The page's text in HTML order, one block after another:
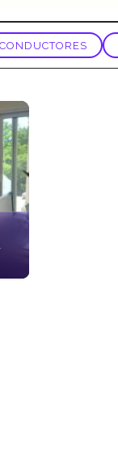
CONDUCTORES